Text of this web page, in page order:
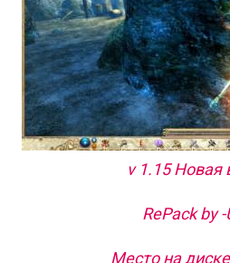
v 1.15 Новая
RePack by
Место на